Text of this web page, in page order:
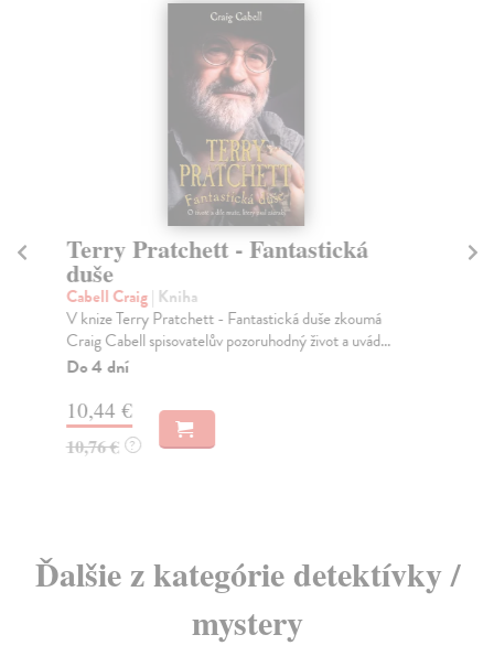
Terry Pratchett - Fantastická
duše
Cabell Craig| Kniha
V knize Terry Pratchett - Fantastická duše zkoumá
Craig Cabell spisovatelův pozoruhodný život a uvád...
Do 4 dní
10,44 €
10,76 € ?
Ďalšie z kategórie detektívky /
mystery